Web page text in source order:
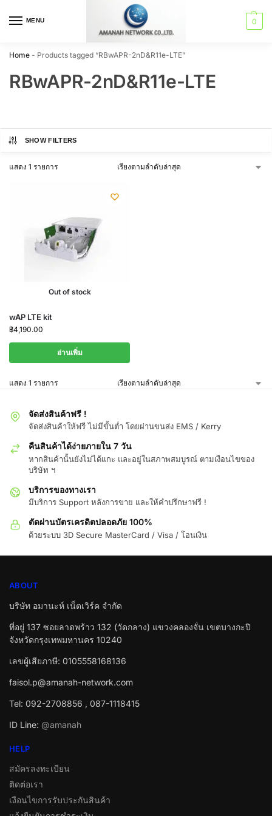
MENU 0
Home - Products tagged “RBwAPR-2nD&R11e-LTE”
RBwAPR-2nD&R11e-LTE
SHOW FILTERS
แสดง 1 รายการ
Out of stock
wAP LTE kit
฿4,190.00
อ่านเพิ่ม
แสดง 1 รายการ
จัดส่งสินค้าฟรี !
จัดส่งสินค้าให้ฟรี ไม่มีขั้นต่ำ โดยผ่านขนส่ง EMS / Kerry
คืนสินค้าได้ง่ายภายใน 7 วัน
หากสินค้านั้นยังไม่ได้แกะ และอยู่ในสภาพสมบูรณ์ ตามเงือนไขของ
บริษัท ฯ
บริการของทางเรา
มีบริการ Support หลังการขาย และให้คำปรึกษาฟรี !
ตัดผ่านบัตรเครดิตปลอดภัย 100%
ด้วยระบบ 3D Secure MasterCard / Visa / โอนเงิน
ABOUT
บริษัท อมานะห์ เน็ตเวิร์ค จำกัด
ที่อยู่ 137 ซอยลาดพร้าว 132 (วัดกลาง) แขวงคลองจั่น เขตบางกะปิ
จังหวัดกรุงเทพมหานคร 10240
เลขผู้เสียภาษี: 0105558168136
faisol.p@amanah-network.com
Tel: 092-2708856 , 087-1118415
ID Line: @amanah
HELP
สมัครลงทะเบียน
ติดต่อเรา
เงือนไขการรับประกันสินค้า